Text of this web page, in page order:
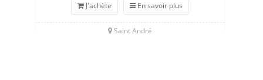
J'achète En savoir plus
Saint André